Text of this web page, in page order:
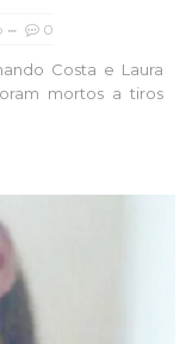
0
Costa e Laura
mortos a tiros